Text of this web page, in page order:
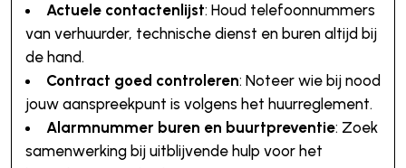
Actuele contactenlijst: Houd telefoonnummers
van verhuurder, technische dienst en buren altijd bij
de hand.
Contract goed controleren: Noteer wie bij nood
jouw aanspreekpunt is volgens het huurreglement.
Alarmnummer buren en buurtpreventie: Zoek
samenwerking bij uitblijvende hulp voor het